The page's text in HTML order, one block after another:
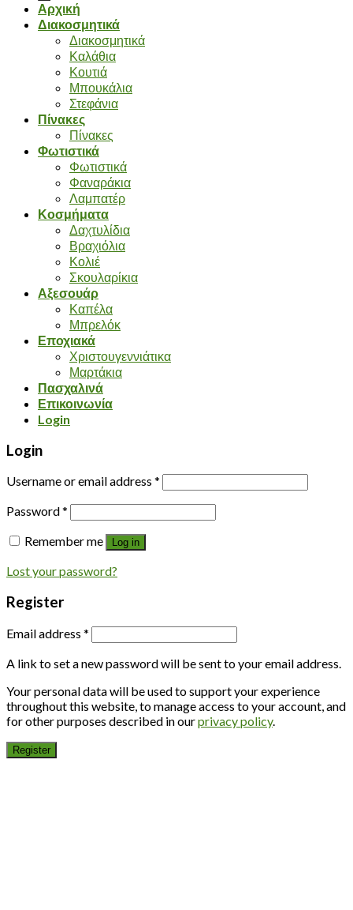
Αρχική
Διακοσμητικά
Διακοσμητικά
Καλάθια
Κουτιά
Μπουκάλια
Στεφάνια
Πίνακες
Πίνακες
Φωτιστικά
Φωτιστικά
Φαναράκια
Λαμπατέρ
Κοσμήματα
Δαχτυλίδια
Βραχιόλια
Κολιέ
Σκουλαρίκια
Αξεσουάρ
Καπέλα
Μπρελόκ
Εποχιακά
Χριστουγεννιάτικα
Μαρτάκια
Πασχαλινά
Επικοινωνία
Login
Login
Username or email address *
Password*
Remember me
Log in
Lost your password?
Register
Email address *
A link to set a new password will be sent to your email address.
Your personal data will be used to support your experience
throughout this website, to manage access to your account, and
for other purposes described in ourprivacy policy.
Register